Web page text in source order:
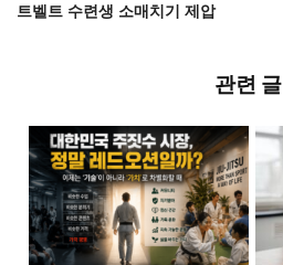
트벨트 수련생 소매치기 제압
관련 글